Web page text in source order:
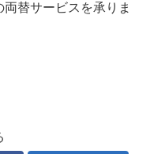
替サービスを承りま